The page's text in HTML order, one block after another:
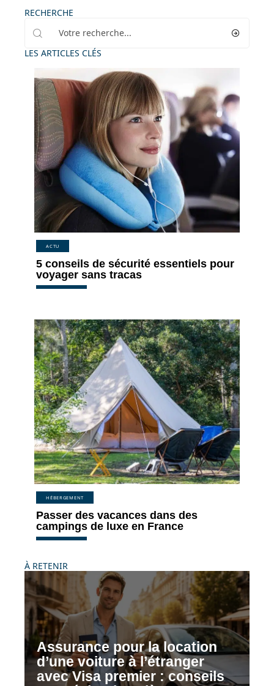
RECHERCHE
LES ARTICLES CLÉS
ACTU
5 conseils de sécurité essentiels pour
voyager sans tracas
HÉBERGEMENT
Passer des vacances dans des
campings de luxe en France
À RETENIR
Assurance pour la location
d’une voiture à l’étranger
avec Visa premier : conseils